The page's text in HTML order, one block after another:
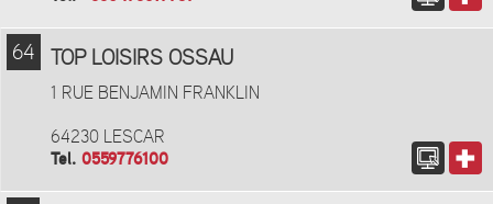
64 TOP LOISIRS OSSAU
1 RUE BENJAMIN FRANKLIN
64230 LESCAR
Tel. 0559776100